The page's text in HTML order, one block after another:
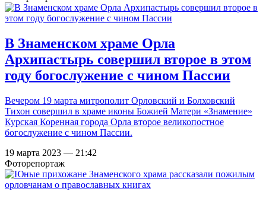
В Знаменском храме Орла
Архипастырь совершил второе в этом
году богослужение с чином Пассии
Вечером 19 марта митрополит Орловский и Болховский
Тихон совершил в храме иконы Божией Матери «Знамение»
Курская Коренная города Орла второе великопостное
богослужение с чином Пассии.
19 марта 2023 — 21:42
Фоторепортаж